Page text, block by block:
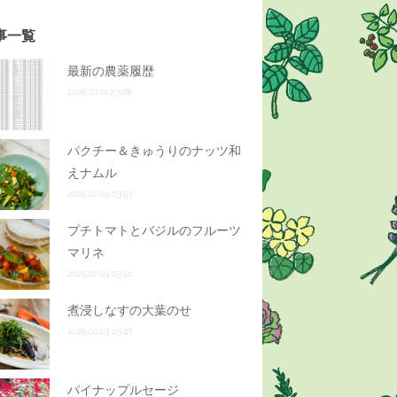
一覧
最新の農薬履歴
2026.07.01 23:28
パクチー＆きゅうりのナッツ和
えナムル
2025.02.03 03:53
プチトマトとバジルのフルーツ
マリネ
2025.02.03 03:51
煮浸しなすの大葉のせ
2025.02.03 03:47
パイナップルセージ